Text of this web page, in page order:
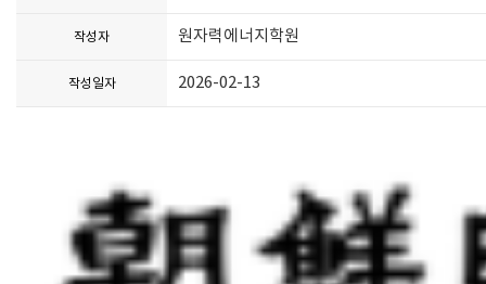
작성자 원자력에너지학원
작성일자 2026-02-13